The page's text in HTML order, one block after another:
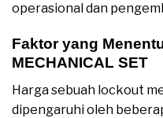
operasional dan
Faktor yang
MECHANICAL SET
Harga sebuah lockout
dipengaruhi oleh